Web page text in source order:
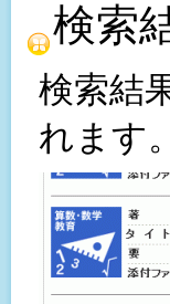
検索
検索結
れます。